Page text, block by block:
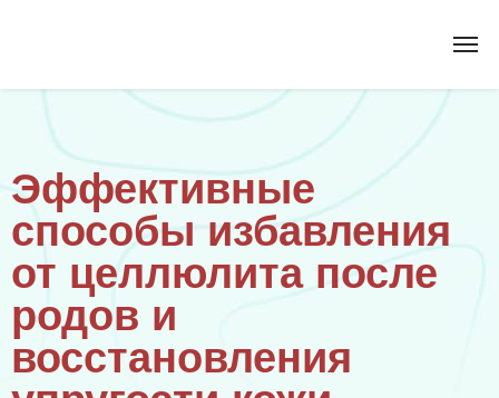
Эффективные
способы избавления
от целлюлита после
родов и
восстановления